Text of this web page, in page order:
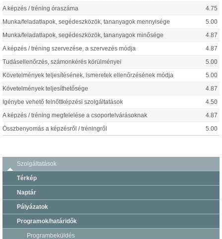
A képzés / tréning óraszáma 4.75
Munka/feladatlapok, segédeszközök, tananyagok mennyisége 5.00
Munka/feladatlapok, segédeszközök, tananyagok minősége 4.87
A képzés / tréning szervezése, a szervezés módja 4.87
Tudásellenőrzés, számonkérés körülményei 5.00
Követelmények teljesítésének, ismeretek ellenőrzésének módja 5.00
Követelmények teljesíthetősége 4.87
Igénybe vehető felnőttképzési szolgáltatások 4.50
A képzés / tréning megfelelése a csoportelvárásoknak 4.87
Összbenyomás a képzésről / tréningről 5.00
Szolgáltatások
Térkép
Naptár
Pályázatok
Programok/határidők
Programbeküldés